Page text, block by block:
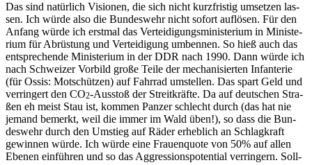
Das sind natür­lich Visio­nen, die sich nicht kurz­fris­tig umset­zen las­
sen. Ich wür­de also die Bun­des­wehr nicht sofort auf­lö­sen. Für den
Anfang wür­de ich erst­mal das Ver­tei­di­gungs­mi­nis­te­ri­um in Minis­te­
ri­um für Abrüs­tung und Ver­tei­di­gung umben­nen. So hieß auch das
ent­spre­chen­de Minis­te­ri­um in der DDR nach 1990. Dann wür­de ich
nach Schwei­zer Vor­bild gro­ße Tei­le der mecha­ni­sier­ten Infan­te­rie
(für Ossis: Mot­schüt­zen) auf Fahr­rad umstel­len. Das spart Geld und
ver­rin­gert den CO2-Aus­stoß der Streit­kräf­te. Da auf deut­schen Stra­
ßen eh meist Stau ist, kom­men Pan­zer schlecht durch (das hat nie
jemand bemerkt, weil die immer im Wald üben!), so dass die Bun­
des­wehr durch den Umstieg auf Räder erheb­lich an Schlag­kraft
gewin­nen wür­de. Ich wür­de eine Frau­en­quo­te von 50% auf allen
Ebe­nen ein­füh­ren und so das Aggres­si­ons­po­ten­ti­al ver­rin­gern. Soll­